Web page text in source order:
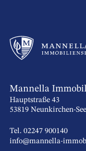
Mannella
Hauptstraße 43
53819 Neunkirchen-
Tel. 02247 900140
info@mannella-